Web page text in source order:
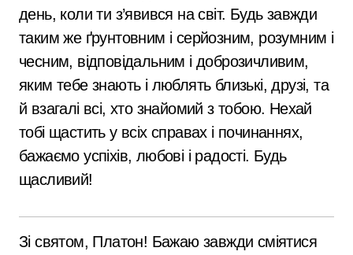
день, коли ти з’явився на світ. Будь завжди
таким же ґрунтовним і серйозним, розумним і
чесним, відповідальним і доброзичливим,
яким тебе знають і люблять близькі, друзі, та
й взагалі всі, хто знайомий з тобою. Нехай
тобі щастить у всіх справах і починаннях,
бажаємо успіхів, любові і радості. Будь
щасливий!
Зі святом, Платон! Бажаю завжди сміятися